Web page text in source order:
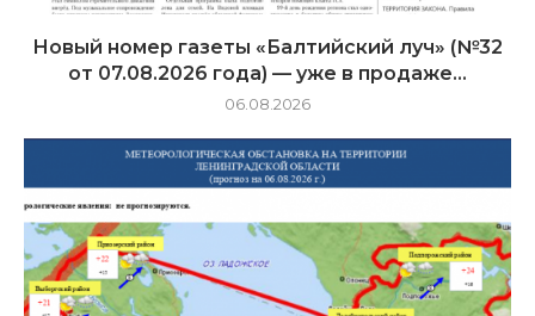
Новый номер газеты «Балтийский луч» (№32
от 07.08.2026 года) — уже в продаже...
06.08.2026